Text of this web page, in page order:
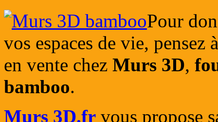
Pour
vos espaces de vie, pensez
en vente chez Murs 3D,
bamboo.
Murs 3D.fr vous propose